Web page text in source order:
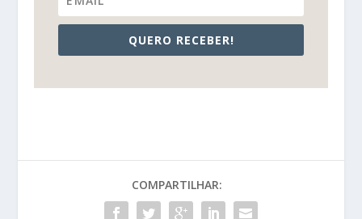
QUERO RECEBER!
COMPARTILHAR: